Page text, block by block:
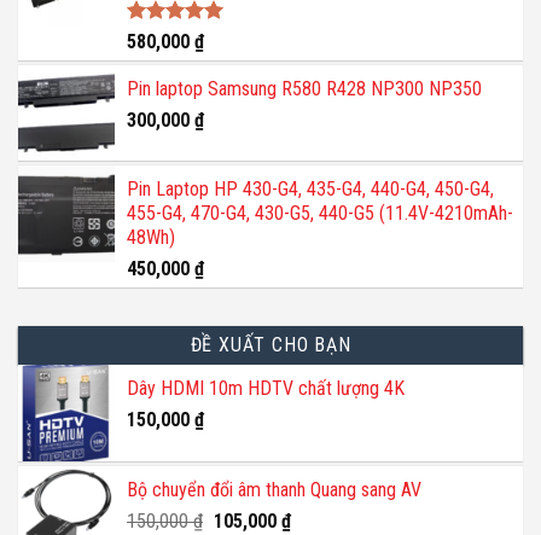
Được xếp
hạng5.00
5 sao
580,000 ₫
Pin laptop Samsung R580 R428 NP300 NP350
300,000 ₫
Pin Laptop HP 430-G4, 435-G4, 440-G4, 450-G4,
455-G4, 470-G4, 430-G5, 440-G5 (11.4V-4210mAh-
48Wh)
450,000 ₫
ĐỀ XUẤT CHO BẠN
Dây HDMI 10m HDTV chất lượng 4K
150,000 ₫
Bộ chuyển đổi âm thanh Quang sang AV
150,000₫ Giá
105,000 ₫Giá